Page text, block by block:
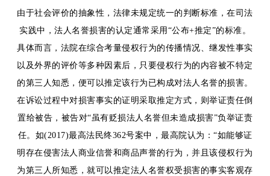
由于社会评价的抽象性，法律未规定统一的判断标准，在司法
实践中，法人名誉损害的认定通常采用 “公布+推定”的标准。
具体而言，法院在综合考量侵权行为的传播情况、继发性事实
以及外界的评价等多种因素后，只要侵权行为的内容被不特定
的第三人知悉，便可以推定该行为已构成对法人名誉的损害。
在诉讼过程中对损害事实的证明采取推定方式，则举证责任倒
置给被告，被告对“虽有贬损法人名誉但未造成损害”负举证责
任。 如(2017)最高法民终362号案中，最高院认为：“如能够证
明存在侵害法人商业信誉和商品声誉的行为，并且该侵权行为
为第三人所知悉，就可以推定法人名誉权受损害的事实客观存